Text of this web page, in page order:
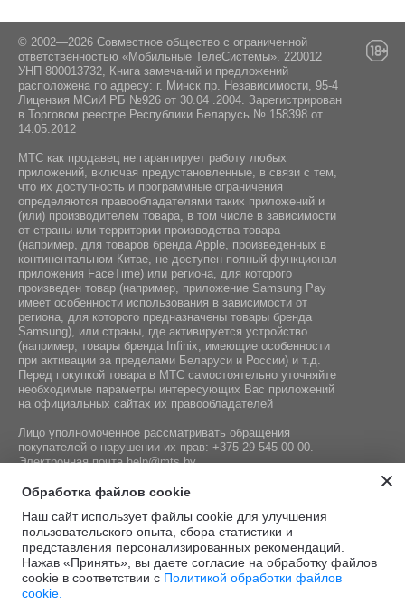
© 2002—2026 Совместное общество с ограниченной
ответственностью «Мобильные ТелеСистемы». 220012
УНП 800013732, Книга замечаний и предложений
расположена по адресу: г. Минск пр. Независимости, 95-4
Лицензия МСиИ РБ №926 от 30.04 .2004. Зарегистрирован
в Торговом реестре Республики Беларусь № 158398 от
14.05.2012
МТС как продавец не гарантирует работу любых
приложений, включая предустановленные, в связи с тем,
что их доступность и программные ограничения
определяются правообладателями таких приложений и
(или) производителем товара, в том числе в зависимости
от страны или территории производства товара
(например, для товаров бренда Apple, произведенных в
континентальном Китае, не доступен полный функционал
приложения FaceTime) или региона, для которого
произведен товар (например, приложение Samsung Pay
имеет особенности использования в зависимости от
региона, для которого предназначены товары бренда
Samsung), или страны, где активируется устройство
(например, товары бренда Infiniх, имеющие особенности
при активации за пределами Беларуси и России) и т.д.
Перед покупкой товара в МТС самостоятельно уточняйте
необходимые параметры интересующих Вас приложений
на официальных сайтах их правообладателей
Лицо уполномоченное рассматривать обращения
покупателей о нарушении их прав: +375 29 545-00-00.
Электронная почтаhelp@mts.by
Номер телефона работников местных исполнительных и
регистрации СООО «Мобильные ТелеСистемы»,
уполномоченных рассматривать обращения покупателей:
+375 17 215-14-65
Обработка файлов cookie
Наш сайт использует файлы cookie для улучшения
пользовательского опыта, сбора статистики и
представления персонализированных рекомендаций.
Нажав «Принять», вы даете согласие на обработку файлов
cookie в соответствии с Политикой обработки файлов
cookie.